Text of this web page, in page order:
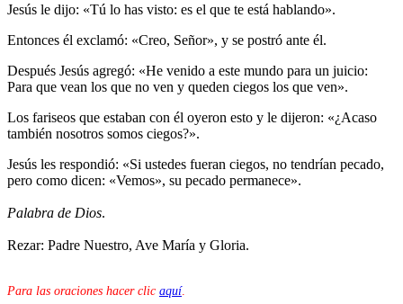
Jesús le dijo: «Tú lo has visto: es el que te está hablando».
Entonces él exclamó: «Creo, Señor», y se postró ante él.
Después Jesús agregó: «He venido a este mundo para un juicio:
Para que vean los que no ven y queden ciegos los que ven».
Los fariseos que estaban con él oyeron esto y le dijeron: «¿Acaso
también nosotros somos ciegos?».
Jesús les respondió: «Si ustedes fueran ciegos, no tendrían pecado,
pero como dicen: «Vemos», su pecado permanece».
Palabra de Dios.
Rezar: Padre Nuestro, Ave María y Gloria.
Para las oraciones hacer clic aquí.